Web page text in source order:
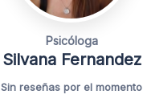
Psicóloga
Silvana Fernandez
Sin reseñas por el momento